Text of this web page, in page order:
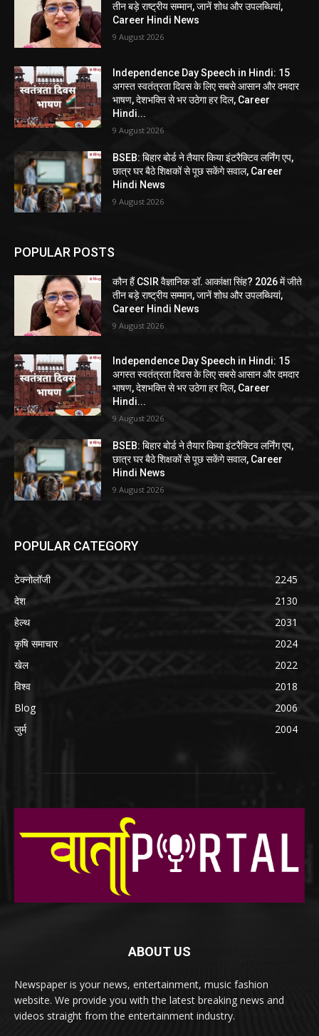
तीन बड़े राष्ट्रीय सम्मान, जानें शोध और उपलब्धियां,
Career Hindi News
9 August 2026
Independence Day Speech in Hindi: 15
अगस्त स्वतंत्रता दिवस के लिए सबसे आसान और दमदार
भाषण, देशभक्ति से भर उठेगा हर दिल, Career
Hindi...
9 August 2026
BSEB: बिहार बोर्ड ने तैयार किया इंटरैक्टिव लर्निंग एप,
छात्र घर बैठे शिक्षकों से पूछ सकेंगे सवाल, Career
Hindi News
9 August 2026
POPULAR POSTS
कौन हैं CSIR वैज्ञानिक डॉ. आकांक्षा सिंह? 2026 में जीते
तीन बड़े राष्ट्रीय सम्मान, जानें शोध और उपलब्धियां,
Career Hindi News
9 August 2026
Independence Day Speech in Hindi: 15
अगस्त स्वतंत्रता दिवस के लिए सबसे आसान और दमदार
भाषण, देशभक्ति से भर उठेगा हर दिल, Career
Hindi...
9 August 2026
BSEB: बिहार बोर्ड ने तैयार किया इंटरैक्टिव लर्निंग एप,
छात्र घर बैठे शिक्षकों से पूछ सकेंगे सवाल, Career
Hindi News
9 August 2026
POPULAR CATEGORY
टेक्नोलॉजी
2245
देश
2130
हेल्थ
2031
कृषि समाचार
2024
खेल
2022
विश्व
2018
Blog
2006
जुर्म
2004
ABOUT US
Newspaper is your news, entertainment, music fashion
website. We provide you with the latest breaking news and
videos straight from the entertainment industry.